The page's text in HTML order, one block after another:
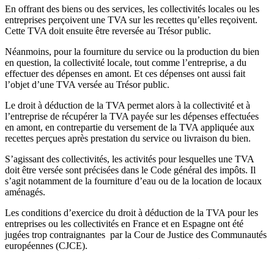
En offrant des biens ou des services, les collectivités locales ou les
entreprises perçoivent une TVA sur les recettes qu’elles reçoivent.
Cette TVA doit ensuite être reversée au Trésor public.
Néanmoins, pour la fourniture du service ou la production du bien
en question, la collectivité locale, tout comme l’entreprise, a du
effectuer des dépenses en amont. Et ces dépenses ont aussi fait
l’objet d’une TVA versée au Trésor public.
Le droit à déduction de la TVA permet alors à la collectivité et à
l’entreprise de récupérer la TVA payée sur les dépenses effectuées
en amont, en contrepartie du versement de la TVA appliquée aux
recettes perçues après prestation du service ou livraison du bien.
S’agissant des collectivités, les activités pour lesquelles une TVA
doit être versée sont précisées dans le Code général des impôts. Il
s’agit notamment de la fourniture d’eau ou de la location de locaux
aménagés.
Les conditions d’exercice du droit à déduction de la TVA pour les
entreprises ou les collectivités en France et en Espagne ont été
jugées trop contraignantes par la Cour de Justice des Communautés
européennes (CJCE).